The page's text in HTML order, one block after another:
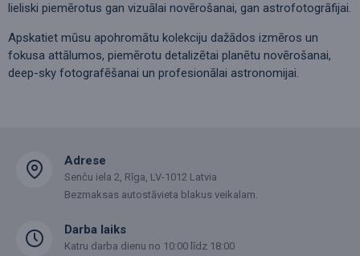
lieliski piemērotus gan vizuālai novērošanai, gan astrofotogrāfijai.
Apskatiet mūsu apohromātu kolekciju dažādos izmēros un
fokusa attālumos, piemērotu detalizētai planētu novērošanai,
deep-sky fotografēšanai un profesionālai astronomijai.
Adrese
Senču iela 2, Rīga, LV-1012 Latvia
Bezmaksas autostāvieta blakus veikalam.
Darba laiks
Katru darba dienu no 10:00 līdz 18:00